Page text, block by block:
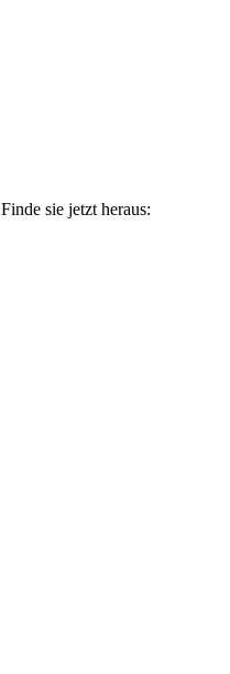
Finde sie jetzt heraus: